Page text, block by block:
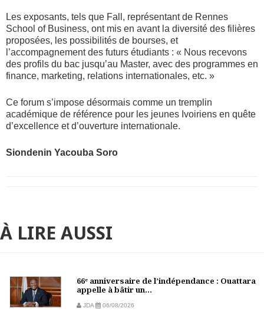
Les exposants, tels que Fall, représentant de Rennes
School of Business, ont mis en avant la diversité des filières
proposées, les possibilités de bourses, et
l’accompagnement des futurs étudiants : « Nous recevons
des profils du bac jusqu’au Master, avec des programmes en
finance, marketing, relations internationales, etc. »
Ce forum s’impose désormais comme un tremplin
académique de référence pour les jeunes Ivoiriens en quête
d’excellence et d’ouverture internationale.
Siondenin Yacouba Soro
À LIRE AUSSI
66ᵉ anniversaire de l’indépendance : Ouattara
appelle à bâtir un...
JDA 06/08/2026